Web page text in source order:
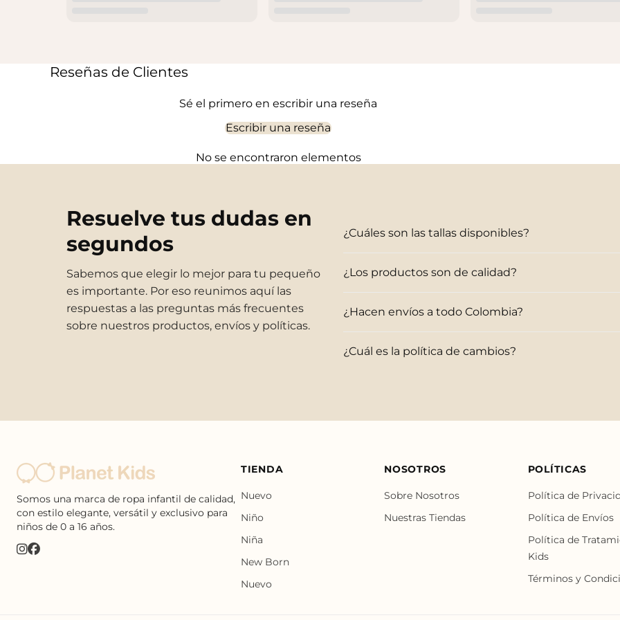
Reseñas de Clientes
Sé el primero en escribir una reseña
Escribir una reseña
No se encontraron elementos
Resuelve tus dudas en
segundos
Sabemos que elegir lo mejor para tu pequeño
es importante. Por eso reunimos aquí las
respuestas a las preguntas más frecuentes
sobre nuestros productos, envíos y políticas.
¿Cuáles son las tallas disponibles?
¿Los productos son de calidad?
¿Hacen envíos a todo Colombia?
¿Cuál es la política de cambios?
Somos una marca de ropa infantil de calidad,
con estilo elegante, versátil y exclusivo para
niños de 0 a 16 años.
TIENDA
Nuevo
Niño
Niña
New Born
Nuevo
NOSOTROS
Sobre Nosotros
Nuestras Tiendas
POLÍTICAS
Política de
Política de Envíos
Política de
Kids
Términos y